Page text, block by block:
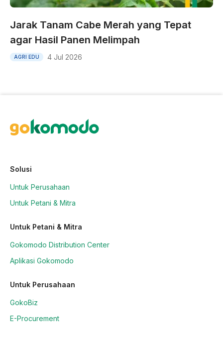
Jarak Tanam Cabe Merah yang Tepat
agar Hasil Panen Melimpah
AGRI EDU 4 Jul 2026
Solusi
Untuk Perusahaan
Untuk Petani & Mitra
Untuk Petani & Mitra
Gokomodo Distribution Center
Aplikasi Gokomodo
Untuk Perusahaan
GokoBiz
E-Procurement